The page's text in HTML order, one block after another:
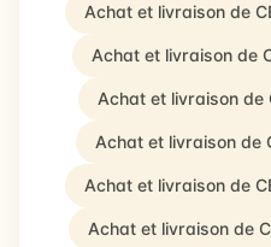
Achat et livraison de
Achat et livraison de
Achat et livraison de
Achat et livraison de
Achat et livraison de
Achat et livraison de